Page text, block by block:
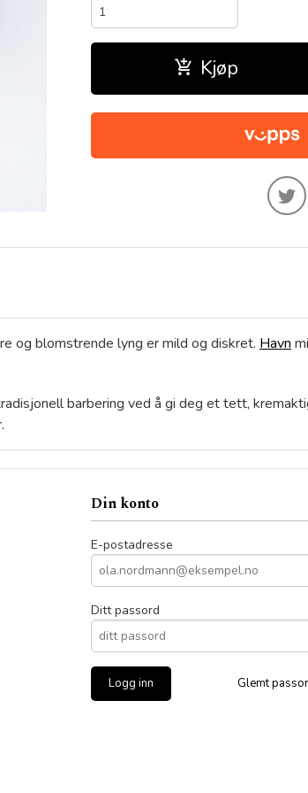
Kjøp
og blomstrende lyng er mild og diskret. Havn
barbering ved å gi deg et tett,
Din konto
E-postadresse
Ditt passord
Glemt